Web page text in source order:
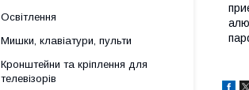
Освітлення
Мишки, клавіатури, пульти
Кронштейни та кріплення для
телевізорів